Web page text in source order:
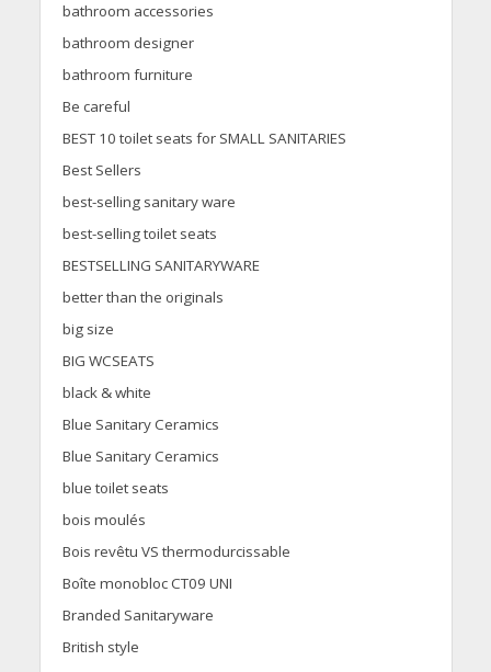
bathroom accessories
bathroom designer
bathroom furniture
Be careful
BEST 10 toilet seats for SMALL SANITARIES
Best Sellers
best-selling sanitary ware
best-selling toilet seats
BESTSELLING SANITARYWARE
better than the originals
big size
BIG WCSEATS
black & white
Blue Sanitary Ceramics
Blue Sanitary Ceramics
blue toilet seats
bois moulés
Bois revêtu VS thermodurcissable
Boîte monobloc CT09 UNI
Branded Sanitaryware
British style